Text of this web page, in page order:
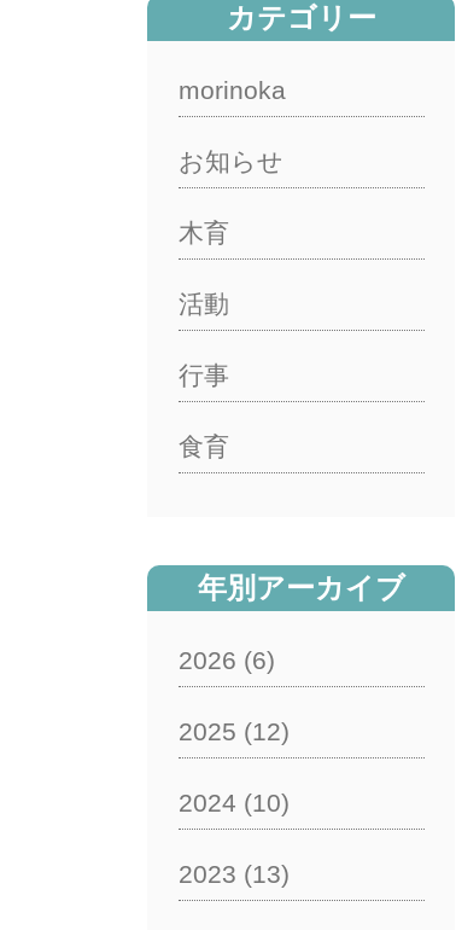
カテゴリー
morinoka
お知らせ
木育
活動
行事
食育
年別アーカイブ
2026 (6)
2025 (12)
2024 (10)
2023 (13)